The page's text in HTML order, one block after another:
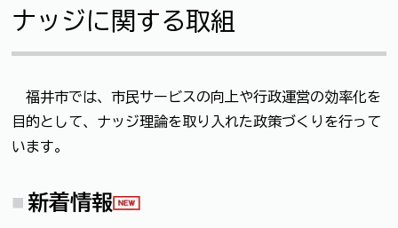
ナッジに関する取組
福井市では、市民サービスの向上や行政運営の効率化を
目的として、ナッジ理論を取り入れた政策づくりを行って
います。
新着情報